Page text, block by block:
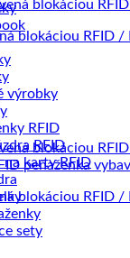
výrobky
RFID
RFID
na karty RFID
sety
blokáciou RFID
blokáciou RFID